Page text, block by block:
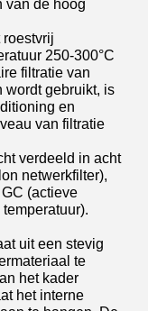
van de hoog
250-300°C
filtratie van
wordt gebruikt, is
en
van filtratie
verdeeld in acht
netwerkfilter),
(actieve
uit een stevig
te
het kader
het interne